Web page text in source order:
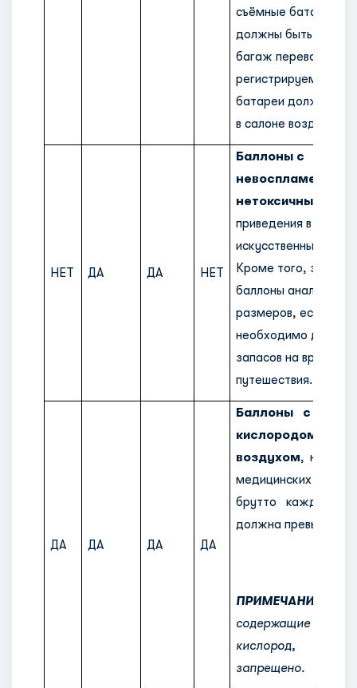
съёмные батареи.
должны быть
багаж перевозится
регистрируемого.
батареи должны
в салоне
НЕТ ДА ДА НЕТ
Баллоны с
нетоксичным
приведения в
искусственных
Кроме того,
баллоны
размеров, если это
необходимо для
запасов на время
путешествия.
ДА ДА ДА ДА
Баллоны с
воздухом,
медицинских
брутто каждого
должна превышать 5
ПРИМЕЧАНИЕ:
содержащие
кислород,
запрещено.